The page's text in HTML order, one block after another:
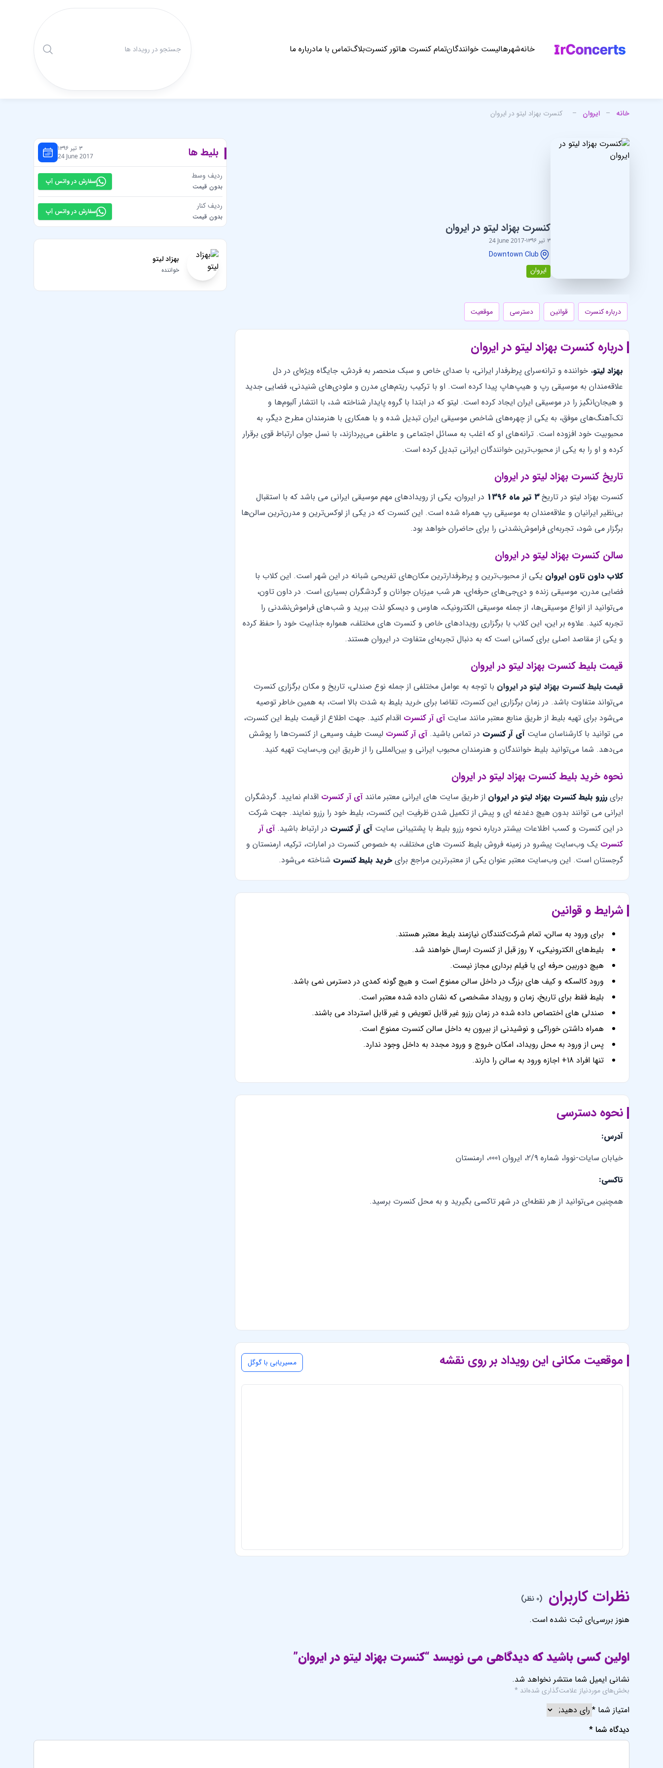
خانهشهرهالیست خوانندگانتمام کنسرت هاتور کنسرتبلاگتماس با مادرباره ما
خانه – ایروان – کنسرت بهزاد لیتو در ایروان
کنسرت بهزاد لیتو در ایروان
۳ تیر ۱۳۹۶ -
24 June 2017
Downtown Club
ایروان
درباره کنسرت قوانین دسترسی موقعیت
درباره کنسرت بهزاد لیتو در ایروان
بهزاد لیتو، خواننده و ترانه‌سرای پرطرفدار ایرانی، با صدای خاص و سبک منحصر به فردش، جایگاه ویژه‌ای در دل
علاقه‌مندان به موسیقی رپ و هیپ‌هاپ پیدا کرده است. او با ترکیب ریتم‌های مدرن و ملودی‌های شنیدنی، فضایی جدید
و هیجان‌انگیز را در موسیقی ایران ایجاد کرده است. لیتو که در ابتدا با گروه پایدار شناخته شد، با انتشار آلبوم‌ها و
تک‌آهنگ‌های موفق، به یکی از چهره‌های شاخص موسیقی ایران تبدیل شده و با همکاری با هنرمندان مطرح دیگر، به
محبوبیت خود افزوده است. ترانه‌های او که اغلب به مسائل اجتماعی و عاطفی می‌پردازند، با نسل جوان ارتباط قوی برقرار
کرده و او را به یکی از محبوب‌ترین خوانندگان ایرانی تبدیل کرده است.
تاریخ کنسرت بهزاد لیتو در ایروان
کنسرت بهزاد لیتو در تاریخ3 تیر ماه 1396
در ایروان، یکی از رویدادهای مهم موسیقی ایرانی می باشد که با استقبال
بی‌نظیر ایرانیان و علاقه‌مندان به موسیقی رپ همراه شده است. این کنسرت که در یکی از لوکس‌ترین و مدرن‌ترین سالن‌ها
برگزار می شود، تجربه‌ای فراموش‌نشدنی را برای حاضران خواهد بود.
سالن کنسرت بهزاد لیتو در ایروان
کلاب داون تاون ایروان یکی از محبوب‌ترین و پرطرفدارترین مکان‌های تفریحی شبانه در این شهر است. این کلاب با
فضایی مدرن، موسیقی زنده‌ و دی‌جی‌های حرفه‌ای، هر شب میزبان جوانان و گردشگران بسیاری است. در داون تاون،
می‌توانید از انواع موسیقی‌ها، از جمله موسیقی الکترونیک، هاوس و دیسکو لذت ببرید و شب‌های فراموش‌نشدنی را
تجربه کنید. علاوه بر این، این کلاب با برگزاری رویدادهای خاص و کنسرت های مختلف، همواره جذابیت خود را حفظ کرده
و یکی از مقاصد اصلی برای کسانی است که به دنبال تجربه‌ای متفاوت در ایروان هستند.
قیمت بلیط کنسرت بهزاد لیتو در ایروان
قیمت بلیط کنسرت بهزاد لیتو در ایروان با توجه به عوامل مختلفی از جمله نوع صندلی، تاریخ و مکان برگزاری کنسرت
می‌تواند متفاوت باشد. در زمان برگزاری این کنسرت، تقاضا برای خرید بلیط به شدت بالا است، به همین خاطر توصیه
می‌شود برای تهیه بلیط از طریق منابع معتبر مانند سایتآی آر کنسرت اقدام کنید. جهت اطلاع از قیمت بلیط این کنسرت،
می توانید با کارشناسان سایت آی آر کنسرت در تماس باشید.آی آر کنسرت لیست طیف وسیعی از کنسرت‌ها را پوشش
می‌دهد. شما می‌توانید بلیط خوانندگان و هنرمندان محبوب ایرانی و بین‌المللی را از طریق این وب‌سایت تهیه کنید.
نحوه خرید بلیط کنسرت بهزاد لیتو در ایروان
برای رزرو بلیط کنسرت بهزاد لیتو در ایروان از طریق سایت های ایرانی معتبر مانندآی آر کنسرت اقدام نمایید. گردشگران
ایرانی می توانند بدون هیچ دغدغه ای و پیش از تکمیل شدن ظرفیت این کنسرت، بلیط خود را رزرو نمایند. جهت شرکت
در این کنسرت و کسب اطلاعات بیشتر درباره نحوه رزرو بلیط با پشتیبانی سایت آی آر کنسرت در ارتباط باشید.آی آر
کنسرت یک وب‌سایت پیشرو در زمینه فروش بلیط کنسرت های مختلف، به خصوص کنسرت در امارات، ترکیه، ارمنستان و
گرجستان است. این وب‌سایت معتبر عنوان یکی از معتبرترین مراجع برای خرید بلیط کنسرت شناخته می‌شود.
شرایط و قوانین
برای ورود به سالن، تمام شرکت‌کنندگان نیازمند بلیط معتبر هستند.
بلیط‌های الکترونیکی، 7 روز قبل از کنسرت ارسال خواهند شد.
هیچ دوربین حرفه ای یا فیلم برداری مجاز نیست.
ورود کالسکه و کیف های بزرگ در داخل سالن ممنوع است و هیچ گونه کمدی در دسترس نمی باشد.
بلیط فقط برای تاریخ، زمان و رویداد مشخصی که نشان داده شده معتبر است.
صندلی های اختصاص داده شده در زمان رزرو غیر قابل تعویض و غیر قابل استرداد می باشند.
همراه داشتن خوراکی و نوشیدنی از بیرون به داخل سالن کنسرت ممنوع است.
پس از ورود به محل رویداد، امکان خروج و ورود مجدد به داخل وجود ندارد.
تنها افراد 18+ اجازه ورود به سالن را دارند.
نحوه دسترسی
آدرس:
خیابان سایات-نووا، شماره ۲/۹، ایروان 0001، ارمنستان
تاکسی:
همچنین می‌توانید از هر نقطه‌ای در شهر تاکسی بگیرید و به محل کنسرت برسید.
موقعیت مکانی این رویداد بر روی نقشه مسیریابی با گوگل
بلیط ها ۳ تیر ۱۳۹۶
24 June 2017
ردیف وسط
بدون قیمت
سفارش در واتس آپ
ردیف کنار
بدون قیمت
سفارش در واتس آپ
بهزاد لیتو
خواننده
نظرات کاربران (0 نظر)
هنوز بررسی‌ای ثبت نشده است.
اولین کسی باشید که دیدگاهی می نویسد “کنسرت بهزاد لیتو در ایروان”
نشانی ایمیل شما منتشر نخواهد شد.
بخش‌های موردنیاز علامت‌گذاری شده‌اند *
امتیاز شما *
دیدگاه شما *